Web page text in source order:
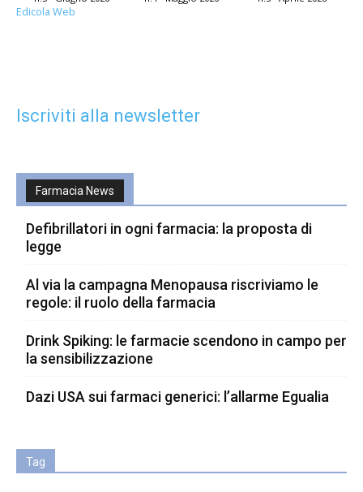
Edicola Web
Iscriviti alla newsletter
Farmacia News
Defibrillatori in ogni farmacia: la proposta di
legge
Al via la campagna Menopausa riscriviamo le
regole: il ruolo della farmacia
Drink Spiking: le farmacie scendono in campo per
la sensibilizzazione
Dazi USA sui farmaci generici: l’allarme Egualia
Tag